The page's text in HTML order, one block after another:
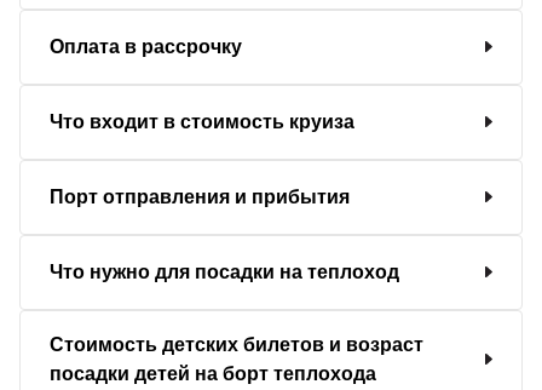
Оплата в рассрочку
Что входит в стоимость круиза
Порт отправления и прибытия
Что нужно для посадки на теплоход
Стоимость детских билетов и возраст
посадки детей на борт теплохода